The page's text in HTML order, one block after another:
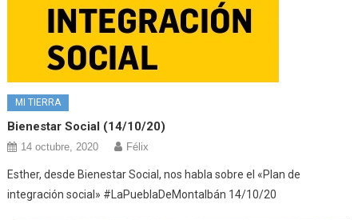
MI TIERRA
Bienestar Social (14/10/20)
14 octubre, 2020 Félix
Esther, desde Bienestar Social, nos habla sobre el «Plan de
integración social» #LaPueblaDeMontalbán 14/10/20